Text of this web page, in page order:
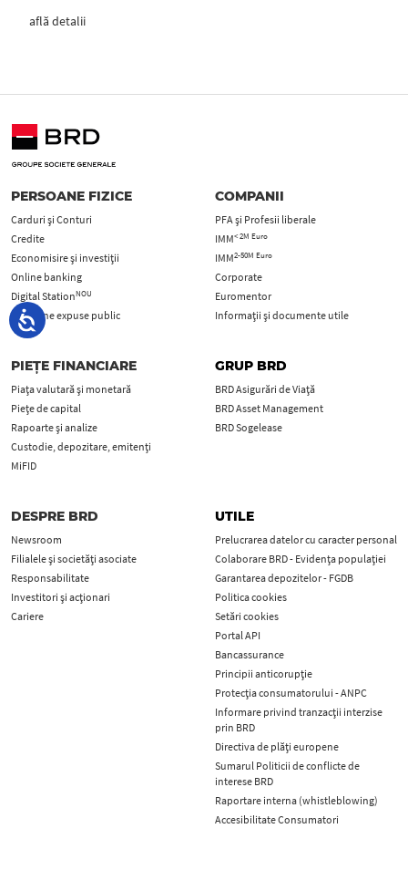
află detalii
PERSOANE FIZICE
Carduri şi Conturi
Credite
Economisire și investiții
Online banking
Digital StationNOU
Persoane expuse public
COMPANII
PFA şi Profesii liberale
IMM< 2M Euro
IMM2-50M Euro
Corporate
Euromentor
Informații și documente utile
PIEȚE FINANCIARE
Piața valutară și monetară
Piețe de capital
Rapoarte și analize
Custodie, depozitare, emitenți
MiFID
GRUP BRD
BRD Asigurări de Viață
BRD Asset Management
BRD Sogelease
DESPRE BRD
Newsroom
Filialele și societăți asociate
Responsabilitate
Investitori și acționari
Cariere
UTILE
Prelucrarea datelor cu caracter personal
Colaborare BRD - Evidența populației
Garantarea depozitelor - FGDB
Politica cookies
Setări cookies
Portal API
Bancassurance
Principii anticorupţie
Protecţia consumatorului - ANPC
Informare privind tranzacții interzise
prin BRD
Directiva de plăți europene
Sumarul Politicii de conflicte de
interese BRD
Raportare interna (whistleblowing)
Accesibilitate Consumatori